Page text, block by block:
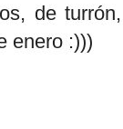
de
enero :)))